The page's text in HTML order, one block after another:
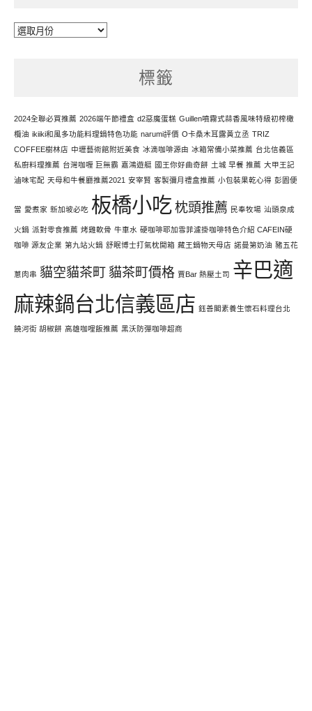
每
標籤
2024全聯必買推薦 2026端午節禮盒 d2惡魔蛋糕 Guillen噴霧式蒜香風味特級初榨橄
欖油 ikiiki和風多功能料理鍋特色功能 narumi評價 O卡桑木耳露黃立丞 TRIZ
COFFEE樹林店 中壢藝術館附近美食 冰滴咖啡源由 冰箱常備小菜推薦 台北信義區
私廚料理推薦 台灣咖喱 巨無霸 嘉鴻遊艇 國王你好曲奇餅 土城 早餐 推薦 大甲王記
滷味宅配 天母和牛餐廳推薦2021 安宰賢 客製彌月禮盒推薦 小包裝果乾心得 彭園便
當 愛煮家 新加坡必吃 板橋小吃枕頭推薦 民奉牧場 汕頭泉成
火鍋 派對零食推薦 烤雞軟骨 牛車水 硬咖啡耶加雪菲濾掛咖啡特色介紹 CAFEIN硬
咖啡 源友企業 第九站火鍋 舒眠博士打氣枕開箱 藏王鍋物天母店 諾曼第奶油 豬五花
蔥肉串 貓空貓茶町貓茶町價格 賈Bar 熱壓土司 辛巴適
麻辣鍋台北信義區店 鈺善閣素養生懷石料理台北
饒河街 胡椒餅 高雄咖哩飯推薦 黑沃防彈咖啡超商